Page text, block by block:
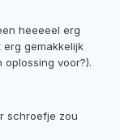
heeeeel erg
gemakkelijk
voor?).
schroefje zou